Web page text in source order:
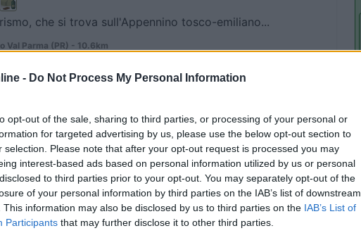
- Do Not Process My Personal Information
opt-out of the sale, sharing to third parties, or processing of your personal or
for targeted advertising by us, please use the below opt-out section to
selection. Please note that after your opt-out request is processed you may
interest-based ads based on personal information utilized by us or personal
to third parties prior to your opt-out. You may separately opt-out of the
of your personal information by third parties on the IAB’s list of downstream
This information may also be disclosed by us to third parties on the IAB’s List of
Participants that may further disclose it to other third parties.
che si trova sull'Appennino tosco-emiliano...
Val Parma (PR) - 10.6km
ubicata sulle colline parmensi, a circa 450 m d...
(PR) - 11.3km